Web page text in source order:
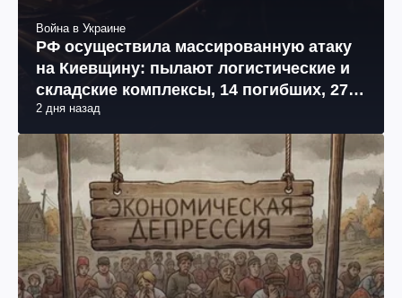
Война в Украине
РФ осуществила массированную атаку
на Киевщину: пылают логистические и
складские комплексы, 14 погибших, 27
раненых (фото, видео)
2 дня назад